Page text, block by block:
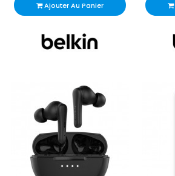
Ajouter Au Panier